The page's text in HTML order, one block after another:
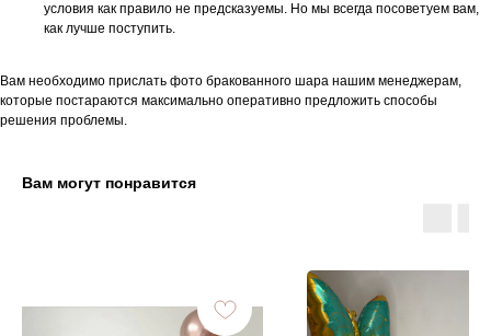
условия как правило не предсказуемы. Но мы всегда посоветуем вам,
как лучше поступить.
Вам необходимо прислать фото бракованного шара нашим менеджерам,
которые постараются максимально оперативно предложить способы
решения проблемы.
Вам могут понравится